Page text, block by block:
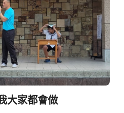
大家都會做